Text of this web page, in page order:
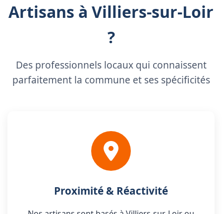
Artisans à Villiers-sur-Loir
?
Des professionnels locaux qui connaissent
parfaitement la commune et ses spécificités
Proximité & Réactivité